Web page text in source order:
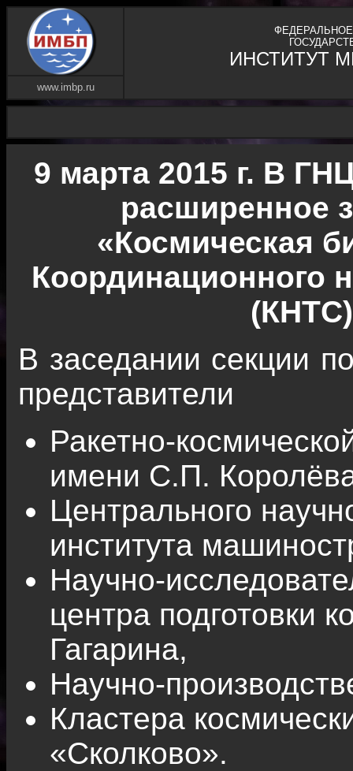
ИНСТИТУТ
www.imbp.ru
9 марта 2015 г. В
расширенное
«Космическая
Координационного
В заседании секции
представители
Ракетно-
имени С.П.
Центрального
института
Научно-
центра подготовки
Гагарина,
Научно-
Кластера
«Сколково».